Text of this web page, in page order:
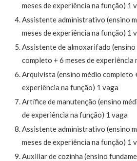
meses de experiência na função) 1
Assistente administrativo (ensino
meses de experiência na função) 1
Assistente de almoxarifado
completo + 6 meses de experiência
Arquivista (ensino médio completo
experiência na função) 1 vaga
Artífice de manutenção (ensino
de experiência na função) 1 vaga
Assistente administrativo (ensino
meses de experiência na função) 1
Auxiliar de cozinha (ensino